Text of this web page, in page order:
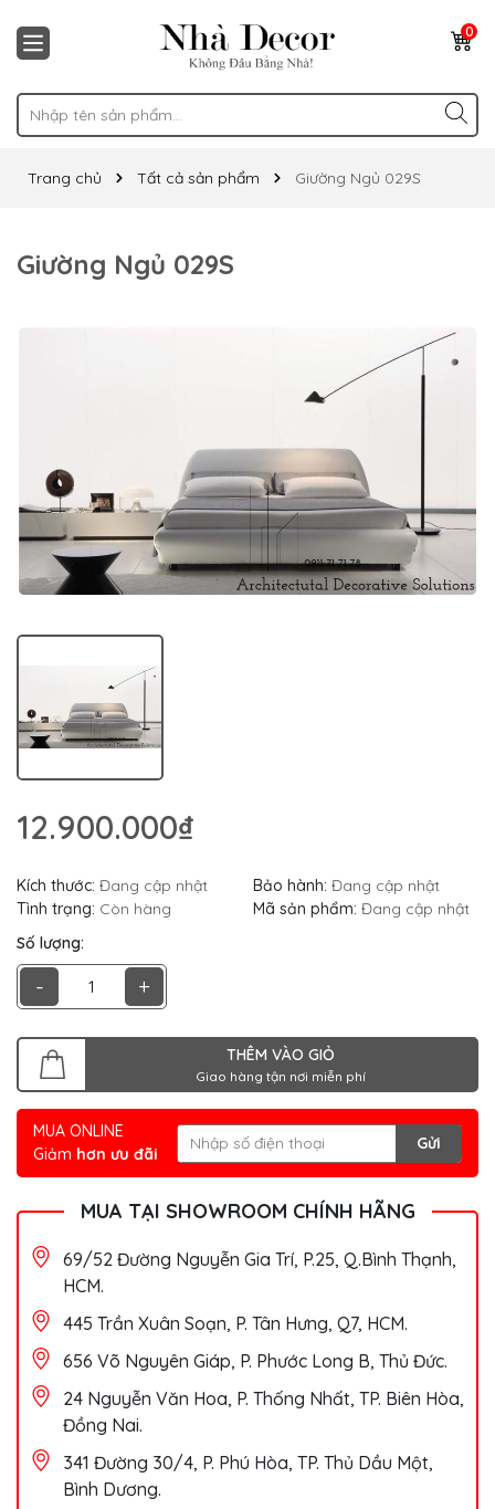
0
Trang chủ Tất cả sản phẩm Giường Ngủ 029S
Giường Ngủ 029S
12.900.000₫
Kích thước: Đang cập nhật Bảo hành: Đang cập nhật
Tình trạng: Còn hàng Mã sản phẩm: Đang cập nhật
Số lượng:
- +
THÊM VÀO GIỎ
Giao hàng tận nơi miễn phí
MUA ONLINE
Giảm hơn ưu đãi
Gửi
MUA TẠI SHOWROOM CHÍNH HÃNG
69/52 Đường Nguyễn Gia Trí, P.25, Q.Bình Thạnh,
HCM.
445 Trần Xuân Soạn, P. Tân Hưng, Q7, HCM.
656 Võ Nguyên Giáp, P. Phước Long B, Thủ Đức.
24 Nguyễn Văn Hoa, P. Thống Nhất, TP. Biên Hòa,
Đồng Nai.
341 Đường 30/4, P. Phú Hòa, TP. Thủ Dầu Một,
Bình Dương.